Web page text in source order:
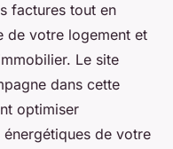
factures tout en
de votre logement et
Le site
dans cette
optimiser
de votre